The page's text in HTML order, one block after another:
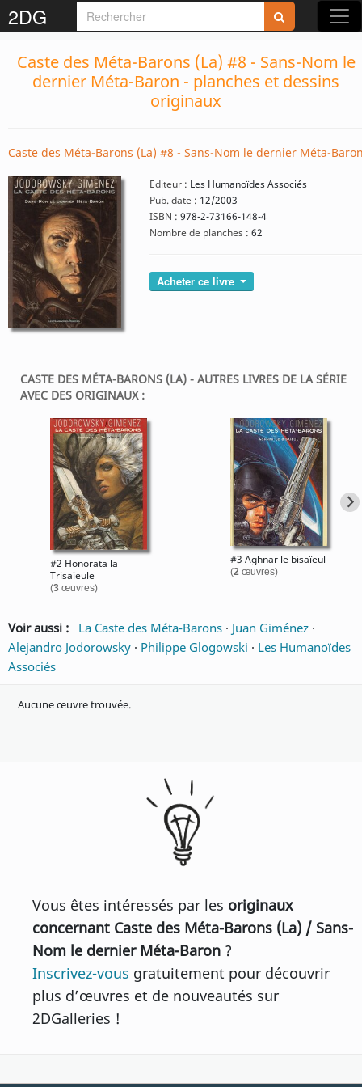
2DG
Caste des Méta-Barons (La) #8 - Sans-Nom le
dernier Méta-Baron - planches et dessins
originaux
Caste des Méta-Barons (La) #8 - Sans-Nom le dernier Méta-
Editeur : Les Humanoïdes Associés
Pub. date : 12/2003
ISBN : 978-2-73166-148-4
Nombre de planches : 62
Acheter ce livre
CASTE DES MÉTA-BARONS (LA) - AUTRES LIVRES DE LA SÉRIE
AVEC DES ORIGINAUX :
#2 Honorata la
Trisaïeule
(3œuvres)
#3 Aghnar le bisaïeul
(2 œuvres)
Voir aussi : La Caste des Méta-Barons · Juan Giménez ·
Alejandro Jodorowsky · Philippe Glogowski · Les Humanoïdes
Associés
Aucune œuvre trouvée.
Vous êtes intéressés par les originaux
concernant Caste des Méta-Barons (La) / Sans-
Nom le dernier Méta-Baron ?
Inscrivez-vous gratuitement pour découvrir
plus d’œuvres et de nouveautés sur
2DGalleries !